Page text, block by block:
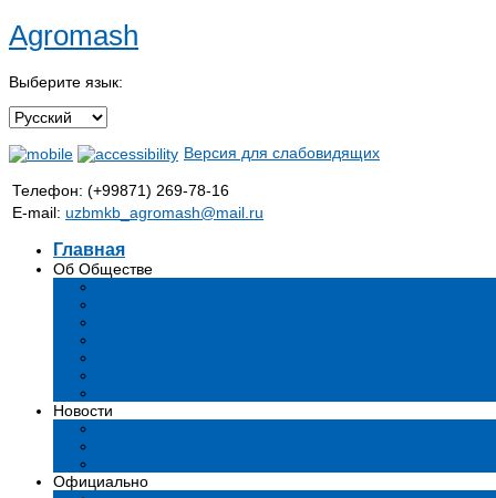
Agromash
Выберите язык:
Версия для слабовидящих
Телефон: (+99871) 269-78-16
E-mail: uzbmkb_agromash@mail.ru
Главная
Об Обществе
Новости
Официально